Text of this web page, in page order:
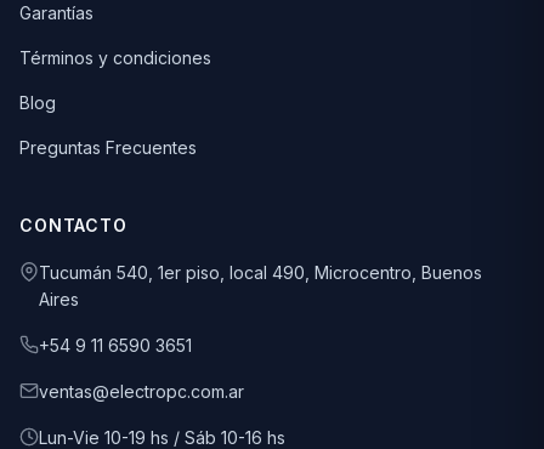
Garantías
Términos y condiciones
Blog
Preguntas Frecuentes
CONTACTO
Tucumán 540, 1er piso, local 490, Microcentro, Buenos
Aires
+54 9 11 6590 3651
ventas@electropc.com.ar
Lun-Vie 10-19 hs / Sáb 10-16 hs